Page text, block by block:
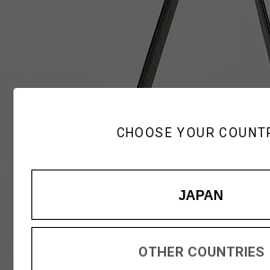
CHOOSE YOUR
JAPAN
OTHER COUNTRIES